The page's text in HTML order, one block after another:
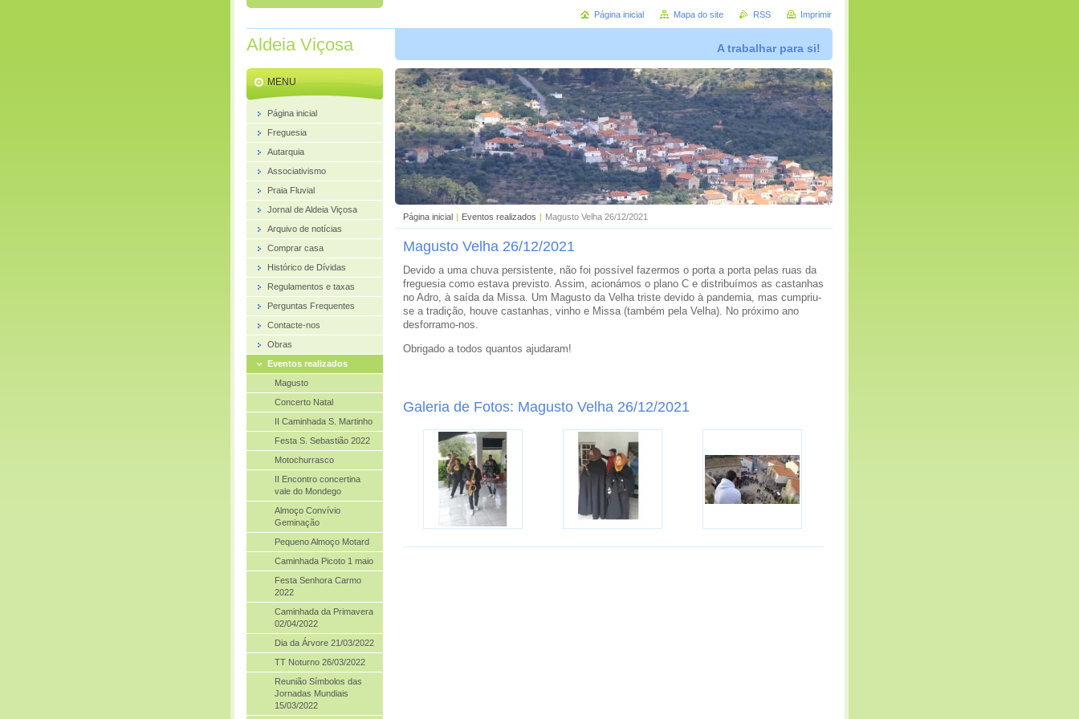
Aldeia Viçosa A trabalhar para si!
Página inicial | Eventos realizados | Magusto Velha 26/12/2021
Magusto Velha 26/12/2021
Devido a uma chuva persistente, não foi possível fazermos o porta a porta pelas ruas da
freguesia como estava previsto. Assim, acionámos o plano C e distribuímos as castanhas
no Adro, à saída da Missa. Um Magusto da Velha triste devido à pandemia, mas cumpriu-
se a tradição, houve castanhas, vinho e Missa (também pela Velha). No próximo ano
desforramo-nos.
Obrigado a todos quantos ajudaram!
Galeria de Fotos: Magusto Velha 26/12/2021
MENU
Página inicial
Freguesia
Autarquia
Associativismo
Praia Fluvial
Jornal de Aldeia Viçosa
Arquivo de notícias
Comprar casa
Histórico de Dívidas
Regulamentos e taxas
Perguntas Frequentes
Contacte-nos
Obras
Eventos realizados
Magusto
Concerto Natal
II Caminhada S. Martinho
Festa S. Sebastião 2022
Motochurrasco
II Encontro concertina
vale do Mondego
Almoço Convívio
Geminação
Pequeno Almoço Motard
Caminhada Picoto 1 maio
Festa Senhora Carmo
2022
Caminhada da Primavera
02/04/2022
Dia da Árvore 21/03/2022
TT Noturno 26/03/2022
Reunião Símbolos das
Jornadas Mundiais
15/03/2022
Página inicial Mapa do site RSS Imprimir